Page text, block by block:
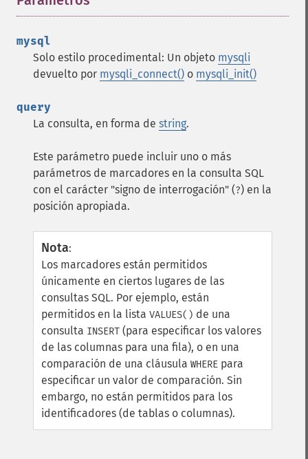
mysql
Solo estilo procedimental: Un objeto mysqli
devuelto por mysqli_connect() o mysqli_init()
query
La consulta, en forma de string.
Este parámetro puede incluir uno o más
parámetros de marcadores en la consulta SQL
con el carácter "signo de interrogación" (?) en la
posición apropiada.
Nota:
Los marcadores están permitidos
únicamente en ciertos lugares de las
consultas SQL. Por ejemplo, están
permitidos en la lista VALUES() de una
consulta INSERT (para especificar los valores
de las columnas para una fila), o en una
comparación de una cláusula WHERE para
especificar un valor de comparación. Sin
embargo, no están permitidos para los
identificadores (de tablas o columnas).